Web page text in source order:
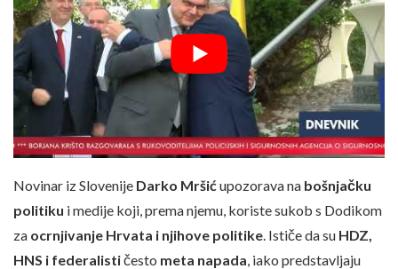
Novinar iz Slovenije Darko Mršić upozorava na bošnjačku
politiku i medije koji, prema njemu, koriste sukob s Dodikom
za ocrnjivanje Hrvata i njihove politike . Ističe da su HDZ,
HNS i federalističesto meta napada , iako predstavljaju